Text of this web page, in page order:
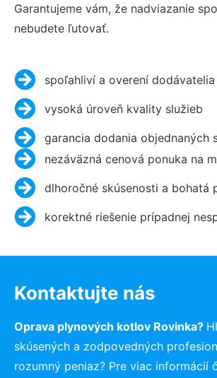
Garantujeme vám, že nadviazanie
nebudete ľutovať.
spoľahliví a overení
vysoká úroveň kvality služieb
garancia dodania objednaných
nezáväzná cenová ponuka na
dlhoročné skúsenosti a bohatá
korektné riešenie prípadnej
Kontaktujte nás
Oprava plynových kotlov Rovinka?
skúsených a zodpovedných
rozumný peniaz? Pre viac informácií